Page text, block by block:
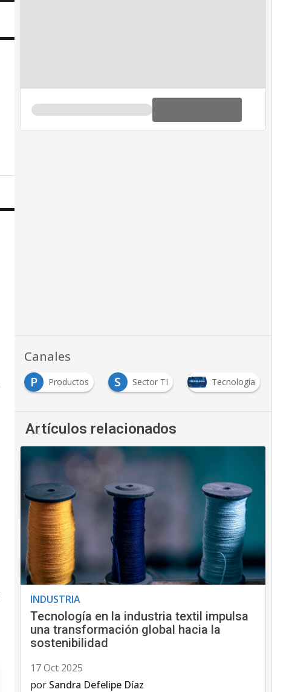
Canales
P Productos S Sector TI Tecnología
Artículos relacionados
INDUSTRIA
Tecnología en la industria textil impulsa
una transformación global hacia la
sostenibilidad
17 Oct 2025
por Sandra Defelipe Díaz